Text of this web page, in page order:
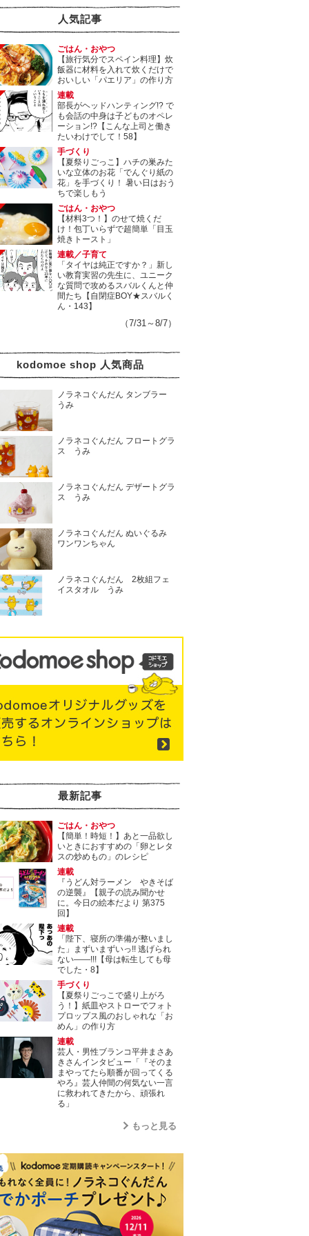
人気記事
ごはん・おやつ
【旅行気分でスペイン料理】炊
飯器に材料を入れて炊くだけで
おいしい「パエリア」の作り方
連載
部長がヘッドハンティング!? で
も会話の中身は子どものオペレ
ーション!?【こんな上司と働き
たいわけでして！58】
手づくり
【夏祭りごっこ】ハチの巣みた
いな立体のお花「でんぐり紙の
花」を手づくり！ 暑い日はおう
ちで楽しもう
ごはん・おやつ
【材料3つ！】のせて焼くだ
け！包丁いらずで超簡単「目玉
焼きトースト」
連載／子育て
「タイヤは純正ですか？」新し
い教育実習の先生に、ユニーク
な質問で攻めるスバルくんと仲
間たち【自閉症BOY★スバルく
ん・143】
（7/31～8/7）
kodomoe shop 人気商品
ノラネコぐんだん タンブラー
うみ
ノラネコぐんだん フロートグラ
ス うみ
ノラネコぐんだん デザートグラ
ス うみ
ノラネコぐんだん ぬいぐるみ
ワンワンちゃん
ノラネコぐんだん 2枚組フェ
イスタオル うみ
最新記事
ごはん・おやつ
【簡単！時短！】あと一品欲し
いときにおすすめの「卵とレタ
スの炒めもの」のレシピ
連載
『うどん対ラーメン やきそば
の逆襲』【親子の読み聞かせ
に。今日の絵本だより 第375
回】
連載
「陛下、寝所の準備が整いまし
た」まずいまずいっ!! 逃げられ
ない――!!!【母は転生しても母
でした・8】
手づくり
【夏祭りごっこで盛り上がろ
う！】紙皿やストローでフォト
プロップス風のおしゃれな「お
めん」の作り方
連載
芸人・男性ブランコ平井まさあ
きさんインタビュー「『そのま
まやってたら順番が回ってくる
やろ』芸人仲間の何気ない一言
に救われてきたから、頑張れ
る」
もっと見る